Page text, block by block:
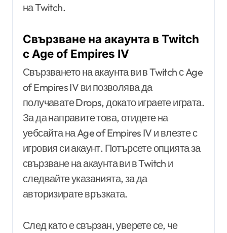
на Twitch.
Свързване на акаунта в Twitch
с Age of Empires IV
Свързването на акаунта ви в Twitch с Age
of Empires IV ви позволява да
получавате Drops, докато играете играта.
За да направите това, отидете на
уебсайта на Age of Empires IV и влезте с
игровия си акаунт. Потърсете опцията за
свързване на акаунта ви в Twitch и
следвайте указанията, за да
авторизирате връзката.
След като е свързан, уверете се, че